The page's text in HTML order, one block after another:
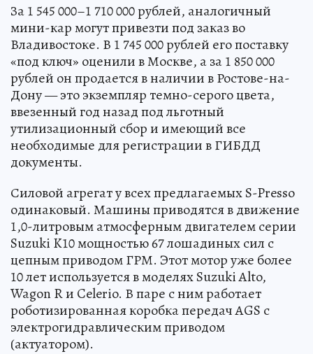
За 1 545 000–1 710 000 рублей, аналогичный
мини-кар могут привезти под заказ во
Владивостоке. В 1 745 000 рублей его поставку
«под ключ» оценили в Москве, а за 1 850 000
рублей он продается в наличии в Ростове-на-
Дону — это экземпляр темно-серого цвета,
ввезенный год назад под льготный
утилизационный сбор и имеющий все
необходимые для регистрации в ГИБДД
документы.
Силовой агрегат у всех предлагаемых S-Presso
одинаковый. Машины приводятся в движение
1,0-литровым атмосферным двигателем серии
Suzuki K10 мощностью 67 лошадиных сил с
цепным приводом ГРМ. Этот мотор уже более
10 лет используется в моделях Suzuki Alto,
Wagon R и Celerio. В паре с ним работает
роботизированная коробка передач AGS с
электрогидравлическим приводом
(актуатором).